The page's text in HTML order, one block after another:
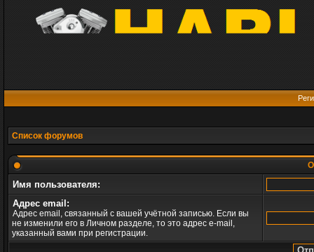
Список форумов
Имя пользователя:
Адрес email:
Адрес email, связанный с вашей учётной записью. Если вы
не изменили его в Личном разделе, то это адрес e-mail,
указанный вами при регистрации.